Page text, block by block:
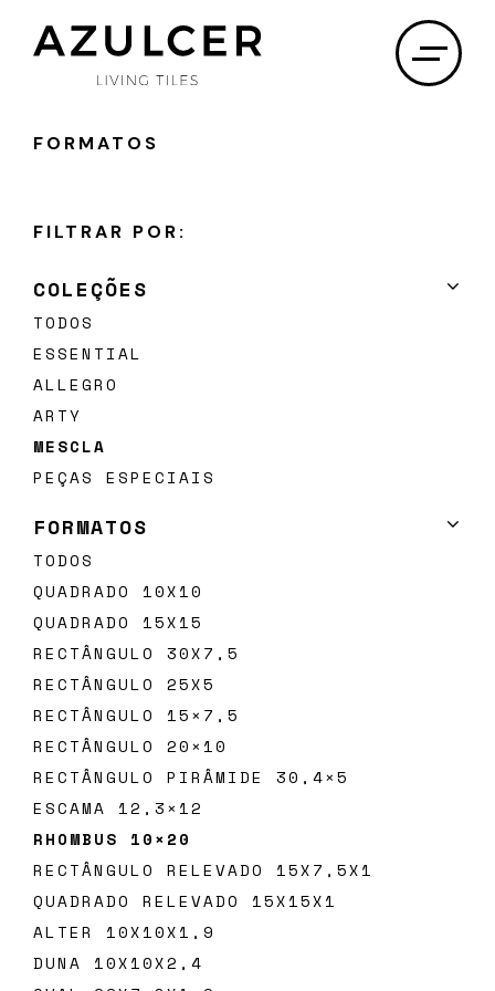
×
SOBRE NÓS
PROJETOS
PRODUTOS
DOWNLOADS
DISTRIBUIDORES
CONTACTOS
Subscreva
a
nossa
newsletter
Ao
submeter
este
formulário
FORMATOS
FILTRAR POR:
COLEÇÕES
TODOS
ESSENTIAL
ALLEGRO
ARTY
MESCLA
PEÇAS ESPECIAIS
FORMATOS
TODOS
QUADRADO 10X10
QUADRADO 15X15
RECTÂNGULO 30X7,5
RECTÂNGULO 25X5
RECTÂNGULO 15×7,5
RECTÂNGULO 20×10
RECTÂNGULO PIRÂMIDE 30,4×5
ESCAMA 12,3×12
RHOMBUS 10×20
RECTÂNGULO RELEVADO 15X7,5X1
QUADRADO RELEVADO 15X15X1
ALTER 10X10X1,9
DUNA 10X10X2,4